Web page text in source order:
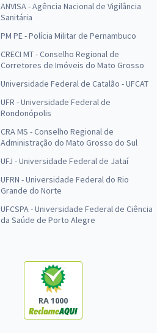
ANVISA - Agência Nacional de Vigilância
Sanitária
PM PE - Polícia Militar de Pernambuco
CRECI MT - Conselho Regional de
Corretores de Imóveis do Mato Grosso
Universidade Federal de Catalão - UFCAT
UFR - Universidade Federal de
Rondonópolis
CRA MS - Conselho Regional de
Administração do Mato Grosso do Sul
UFJ - Universidade Federal de Jataí
UFRN - Universidade Federal do Rio
Grande do Norte
UFCSPA - Universidade Federal de Ciência
da Saúde de Porto Alegre
RA 1000